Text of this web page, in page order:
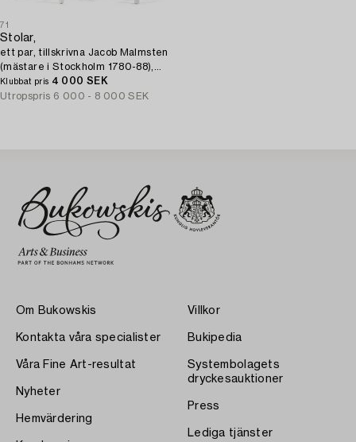
71
Stolar,
ett par, tillskrivna Jacob Malmsten
(mästare i Stockholm 1780-88),
Gustavianska.
Klubbat pris 4 000 SEK
Utropspris 6 000 - 8 000 SEK
Om Bukowskis
Kontakta våra specialister
Våra Fine Art-resultat
Nyheter
Hemvärdering
Villkor
Bukipedia
Systembolagets
dryckesauktioner
Press
Lediga tjänster